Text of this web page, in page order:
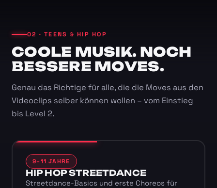
02 · TEENS & HIP HOP
COOLE MUSIK. NOCH
BESSERE MOVES.
Genau das Richtige für alle, die die Moves aus den
Videoclips selber können wollen – vom Einstieg
bis Level 2.
9–11 JAHRE
HIP HOP STREETDANCE
Streetdance-Basics und erste Choreos für